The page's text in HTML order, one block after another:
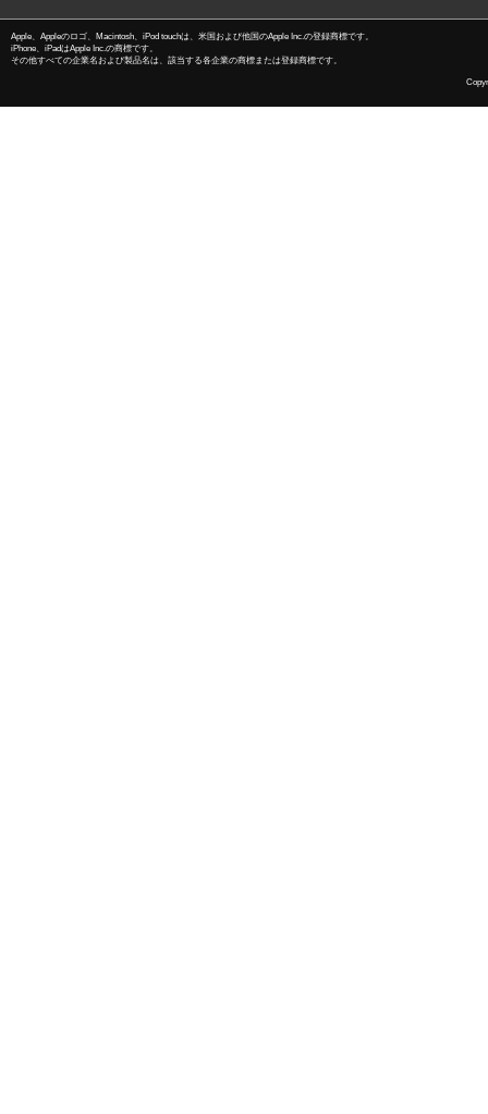
Apple、Appleのロゴ、Macintosh、iPod touchは、米国および他国のApple Inc.の登録商標です。
iPhone、iPadはApple Inc.の商標です。
その他すべての企業名および製品名は、該当する各企業の商標または登録商標です。